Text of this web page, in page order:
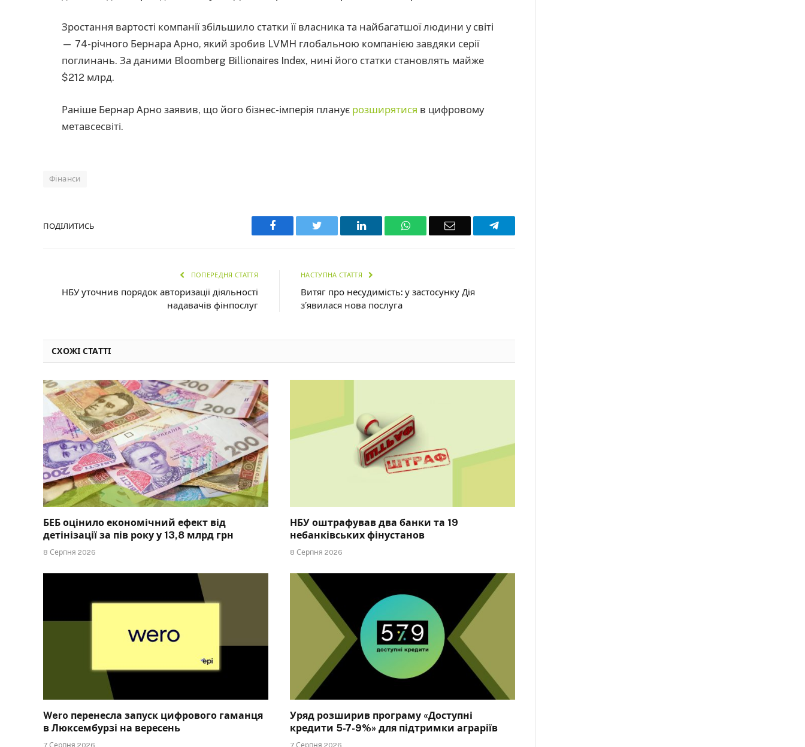
Зростання вартості компанії збільшило статки її власника та найбагатшої людини у світі
— 74-річного Бернара Арно, який зробив LVMH глобальною компанією завдяки серії
поглинань. За даними Bloomberg Billionaires Index, нині його статки становлять майже
$212 млрд.
Раніше Бернар Арно заявив, що його бізнес-імперія планує розширятися в цифровому
метавсесвіті.
Фінанси
ПОДІЛИТИСЬ Facebook Twitter LinkedIn WhatsAppEmail Telegram
ПОПЕРЕДНЯ СТАТТЯ
НБУ уточнив порядок авторизації діяльності
надавачів фінпослуг
НАСТУПНА СТАТТЯ
Витяг про несудимість: у застосунку Дія
з’явилася нова послуга
СХОЖІ СТАТТІ
БЕБ оцінило економічний ефект від
детінізації за пів року у 13,8 млрд грн
8 Серпня 2026
НБУ оштрафував два банки та 19
небанківських фінустанов
8 Серпня 2026
Wero перенесла запуск цифрового гаманця
в Люксембурзі на вересень
Уряд розширив програму «Доступні
кредити 5-7-9%» для підтримки аграріїв